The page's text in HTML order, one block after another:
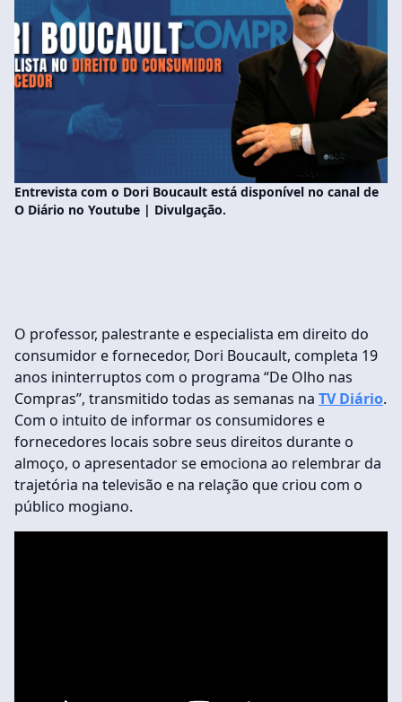
Entrevista com o Dori Boucault está disponível no canal de
O Diário no Youtube | Divulgação.
O professor, palestrante e especialista em direito do
consumidor e fornecedor, Dori Boucault, completa 19
anos ininterruptos com o programa “De Olho nas
Compras”, transmitido todas as semanas na TV Diário.
Com o intuito de informar os consumidores e
fornecedores locais sobre seus direitos durante o
almoço, o apresentador se emociona ao relembrar da
trajetória na televisão e na relação que criou com o
público mogiano.